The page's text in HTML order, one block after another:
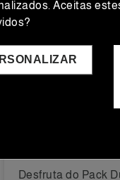
Pack Duo:
Desfruta do Pack
Aceitas